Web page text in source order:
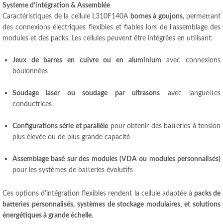
Systeme d'intégration & Assemblée
Caractéristiques de la cellule L310F140A bornes à goujons, permettant
des connexions électriques flexibles et fiables lors de l'assemblage des
modules et des packs. Les cellules peuvent être intégrées en utilisant:
Jeux de barres en cuivre ou en aluminium avec connexions
boulonnées
Soudage laser ou soudage par ultrasons avec languettes
conductrices
Configurations série et parallèle pour obtenir des batteries à tension
plus élevée ou de plus grande capacité
Assemblage basé sur des modules (VDA ou modules personnalisés)
pour les systèmes de batteries évolutifs
Ces options d'intégration flexibles rendent la cellule adaptée à packs de
batteries personnalisés, systèmes de stockage modulaires, et solutions
énergétiques à grande échelle.